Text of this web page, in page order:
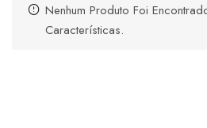
Nenhum Produto Foi
Características.